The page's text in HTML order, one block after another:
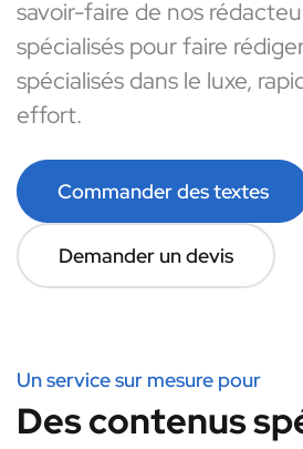
savoir-faire de nos
spécialisés pour faire
spécialisés dans le luxe,
effort.
Commander des textes
Demander un devis
Un service sur mesure pour
Des contenus